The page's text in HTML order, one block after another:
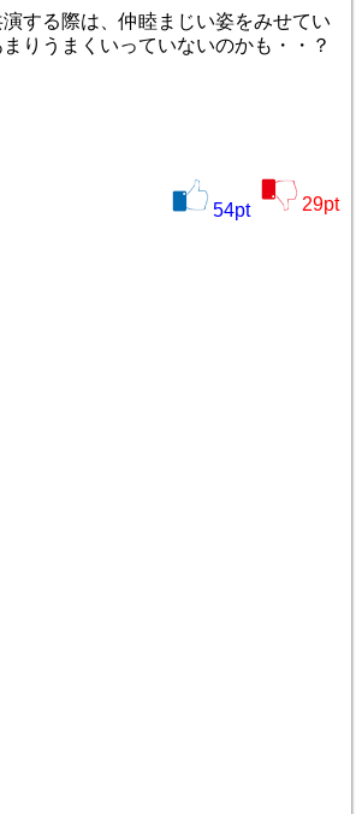
する際は、仲睦まじい姿をみせてい
りうまくいっていないのかも・・？
54pt 29pt